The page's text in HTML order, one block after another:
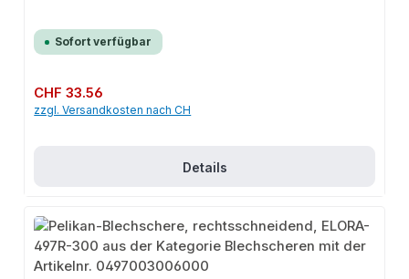
Sofort verfügbar
Regulärer Preis:
CHF 33.56
zzgl. Versandkosten nach CH
Details